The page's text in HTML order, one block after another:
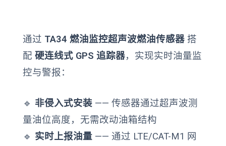
通过 TA34 燃油监控超声波燃油传感器 搭
配 硬连线式 GPS 追踪器，实现实时油量监
控与警报：
🔹 非侵入式安装 —— 传感器通过超声波测
量油位高度，无需改动油箱结构
🔹 实时上报油量 —— 通过 LTE/CAT-M1 网